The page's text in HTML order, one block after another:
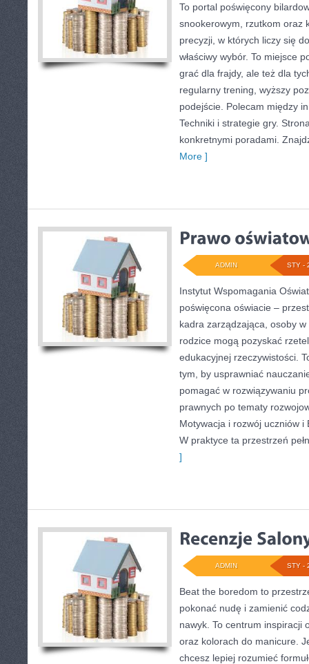
To portal poświęcony
snookerowym, rzutkom oraz
precyzji, w których liczy się
właściwy wybór. To miejsce
grać dla frajdy, ale też dla
regularny trening, wyższy
podejście. Polecam między
Techniki i strategie gry.
konkretnymi poradami.
More ]
STY -
ADMIN
Instytut Wspomagania
poświęcona oświacie –
kadra zarządzająca, osoby w
rodzice mogą pozyskać
edukacyjnej rzeczywistości.
tym, by usprawniać
pomagać w rozwiązywaniu
prawnych po tematy
Motywacja i rozwój uczniów i
W praktyce ta przestrzeń
]
STY -
ADMIN
Beat the boredom to
pokonać nudę i zamienić
nawyk. To centrum inspiracji
oraz kolorach do manicure.
chcesz lepiej rozumieć